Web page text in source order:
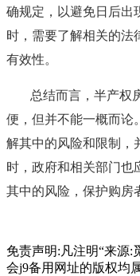
确规定，以避免日后出
时，需要了解相关的法
有效性。
总结而言，半产权
便，但并不能一概而论
解其中的风险和限制，
时，政府和相关部门也
其中的风险，保护购房
免责声明:凡注明“来源:
会j9备用网址的版权均